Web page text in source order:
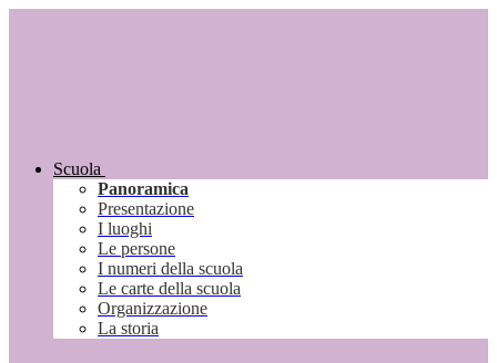
Scuola
Panoramica
Presentazione
I luoghi
Le persone
I numeri della scuola
Le carte della scuola
Organizzazione
La storia